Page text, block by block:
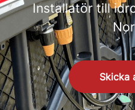
Installatör till
Skicka